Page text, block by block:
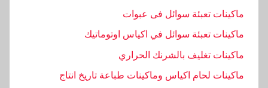
تعبئة سوائل فى عبوات
تعبئة سوائل في اكياس اوتوماتيك
تغليف بالشرنك الحراري
لحام اكياس وماكينات طباعة تاريخ انتاج